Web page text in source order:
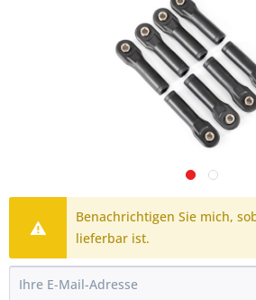
Benachrichtigen Sie mich,
lieferbar ist.